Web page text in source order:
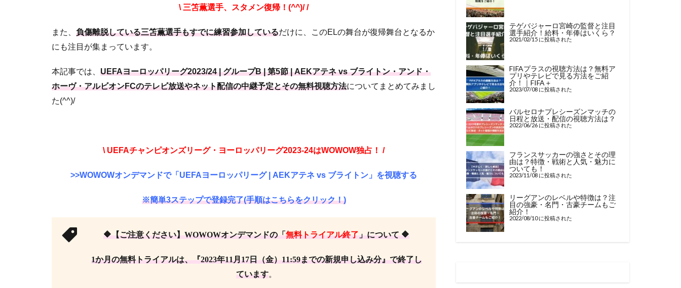
\ 三笘薫選手、スタメン復帰！(^^)/ /
また、 負傷離脱している三笘薫選手もすでに練習参加しているだけに、このELの舞台が復帰舞台となるか
にも注目が集まっています。
本記事では、 UEFAヨーロッパリーグ2023/24 | グループB | 第5節 | AEKアテネ vs ブライトン・アンド・
ホーヴ・アルビオンFCのテレビ放送やネット配信の中継予定とその無料視聴方法についてまとめてみまし
た(^^)/
\ UEFAチャンピオンズリーグ・ヨーロッパリーグ2023-24はWOWOW独占！ /
>>WOWOWオンデマンドで「UEFAヨーロッパリーグ | AEKアテネ vs ブライトン」を視聴する
※簡単3ステップで登録完了(手順はこちらをクリック！)
🔶【ご注意ください】WOWOWオンデマンドの「 無料トライアル終了 」について 🔶
1か月の無料トライアルは、『2023年11月17日（金）11:59までの新規申し込み分』で終了し
ています。
テゲバジャーロ宮崎の監督と注目
選手紹介！給料・年俸はいくら？
2021/02/15 に投稿された
FIFAプラスの視聴方法は？無料ア
プリやテレビで見る方法をご紹
介！｜FIFA＋
2023/07/08 に投稿された
バルセロナプレシーズンマッチの
日程と放送・配信の視聴方法は？
2022/06/26 に投稿された
フランスサッカーの強さとその理
由は？特徴・戦術と人気・魅力に
ついても！
2023/11/08 に投稿された
リーグアンのレベルや特徴は？注
目の強豪・名門・古豪チームもご
紹介！
2022/08/10 に投稿された